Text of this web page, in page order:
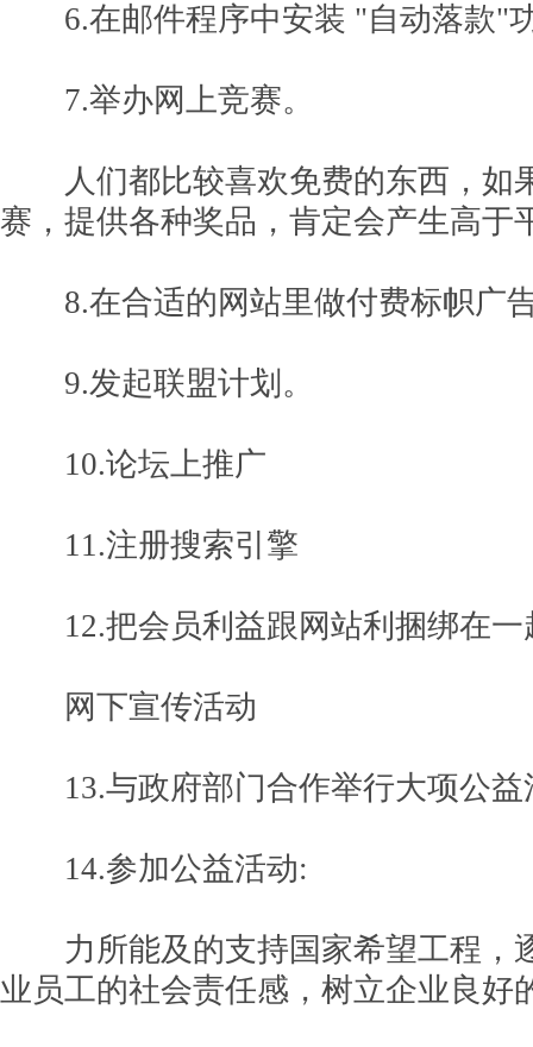
6.在邮件程序中安装 "自动落款"
7.举办网上竞赛。
人们都比较喜欢免费的东西，如
赛，提供各种奖品，肯定会产生高于
8.在合适的网站里做付费标帜广
9.发起联盟计划。
10.论坛上推广
11.注册搜索引擎
12.把会员利益跟网站利捆绑在一
网下宣传活动
13.与政府部门合作举行大项公益
14.参加公益活动:
力所能及的支持国家希望工程，
业员工的社会责任感，树立企业良好